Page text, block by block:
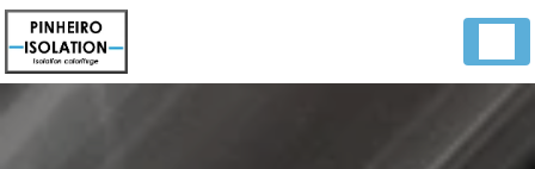
Panneau de gestion des cookies